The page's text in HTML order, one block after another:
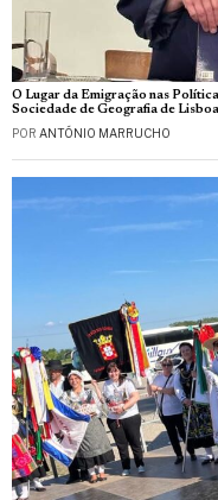
O Lugar da Emigração nas
Sociedade de Geografia de Lisboa
POR ANTÓNIO MARRUCHO